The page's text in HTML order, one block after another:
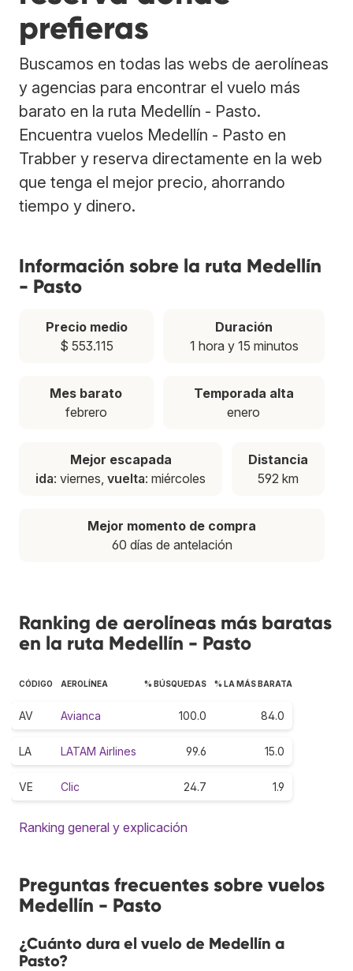
prefieras
Buscamos en todas las webs de aerolíneas
y agencias para encontrar el vuelo más
barato en la ruta Medellín - Pasto.
Encuentra vuelos Medellín - Pasto en
Trabber y reserva directamente en la web
que tenga el mejor precio, ahorrando
tiempo y dinero.
Información sobre la ruta Medellín
- Pasto
Precio medio
$ 553.115
Duración
1 hora y 15 minutos
Mes barato
febrero
Temporada alta
enero
Mejor escapada
ida: viernes, vuelta: miércoles
Distancia
592 km
Mejor momento de compra
60 días de antelación
Ranking de aerolíneas más baratas
en la ruta Medellín - Pasto
CÓDIGO AEROLÍNEA % BÚSQUEDAS % LA MÁS BARATA
AV Avianca 100.0 84.0
LA LATAM Airlines 99.6 15.0
VE Clic 24.7 1.9
Ranking general y explicación
Preguntas frecuentes sobre vuelos
Medellín - Pasto
¿Cuánto dura el vuelo de Medellín a
Pasto?